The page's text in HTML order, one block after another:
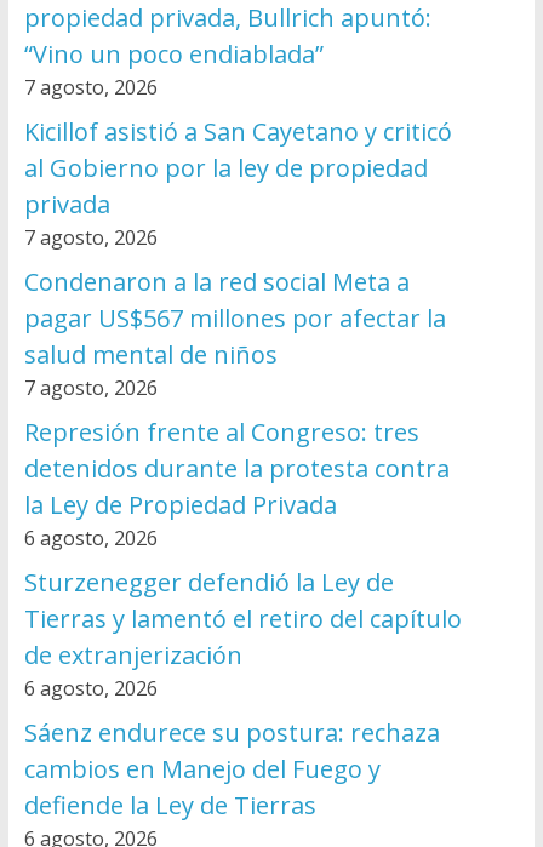
propiedad privada, Bullrich apuntó:
“Vino un poco endiablada”
7 agosto, 2026
Kicillof asistió a San Cayetano y criticó
al Gobierno por la ley de propiedad
privada
7 agosto, 2026
Condenaron a la red social Meta a
pagar US$567 millones por afectar la
salud mental de niños
7 agosto, 2026
Represión frente al Congreso: tres
detenidos durante la protesta contra
la Ley de Propiedad Privada
6 agosto, 2026
Sturzenegger defendió la Ley de
Tierras y lamentó el retiro del capítulo
de extranjerización
6 agosto, 2026
Sáenz endurece su postura: rechaza
cambios en Manejo del Fuego y
defiende la Ley de Tierras
6 agosto, 2026